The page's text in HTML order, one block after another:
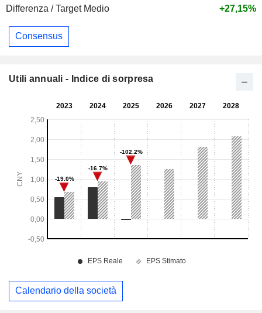
Differenza / Target Medio
+27,15%
Consensus
Utili annuali - Indice di sorpresa
Calendario della società